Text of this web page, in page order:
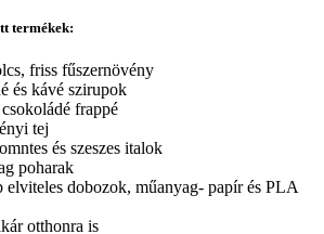
termékek:
friss fűszernövény
és kávé szirupok
frappé
tej
és szeszes italok
poharak
elviteles dobozok, műanyag- papír és PLA
otthonra is